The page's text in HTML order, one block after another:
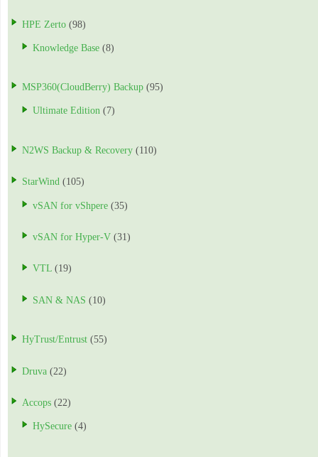
HPE Zerto (98)
Knowledge Base (8)
MSP360(CloudBerry) Backup (95)
Ultimate Edition (7)
N2WS Backup & Recovery (110)
StarWind (105)
vSAN for vShpere (35)
vSAN for Hyper-V (31)
VTL (19)
SAN & NAS (10)
HyTrust/Entrust (55)
Druva (22)
Accops (22)
HySecure (4)